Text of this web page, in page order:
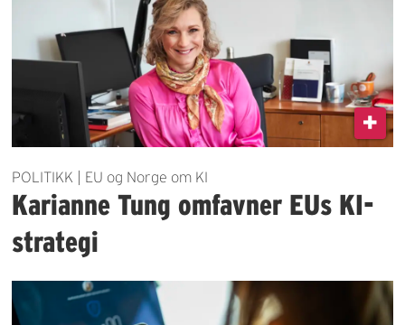
POLITIKK | EU og Norge om KI
Karianne Tung omfavner EUs KI-
strategi